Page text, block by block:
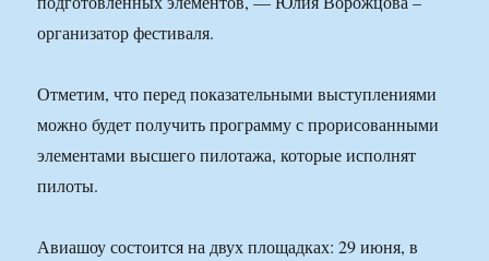
организатор фестиваля.
Отметим, что перед показательными выступлениями
можно будет получить программу с прорисованными
элементами высшего пилотажа, которые исполнят
пилоты.
Авиашоу состоится на двух площадках: 29 июня, в